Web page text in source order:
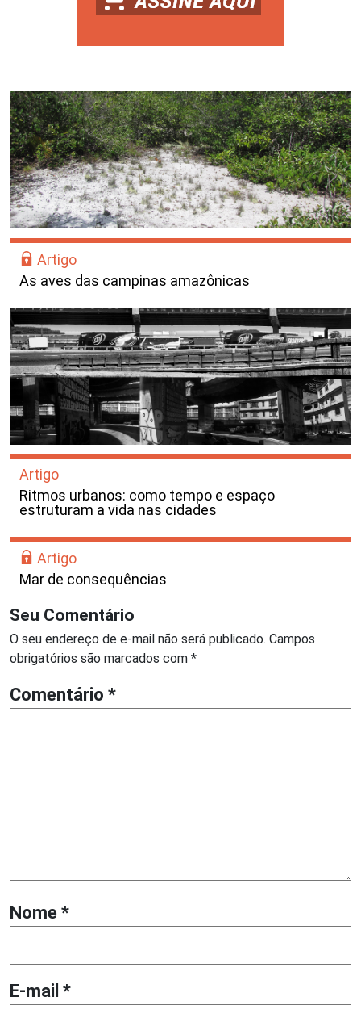
Artigo
As aves das campinas amazônicas
Artigo
Ritmos urbanos: como tempo e espaço
estruturam a vida nas cidades
Artigo
Mar de consequências
Seu Comentário
O seu endereço de e-mail não será publicado. Campos
obrigatórios são marcados com *
Comentário *
Nome *
E-mail *